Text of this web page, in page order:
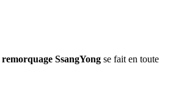
remorquage SsangYong se fait en toute